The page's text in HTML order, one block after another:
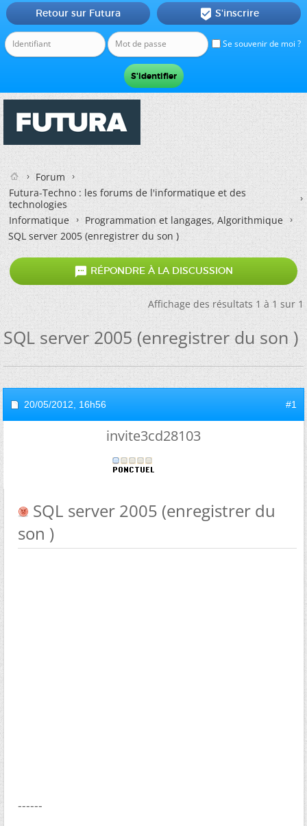
Se souvenir de moi ?
Retour sur Futura  S'inscrire
Forum
Futura-Techno : les forums de l'informatique et des
technologies
Informatique
Programmation et langages, Algorithmique
SQL server 2005 (enregistrer du son )
 RÉPONDRE À LA DISCUSSION
Affichage des résultats 1 à 1 sur 1
SQL server 2005 (enregistrer du son )
20/05/2012, 16h56 #1
invite3cd28103
SQL server 2005 (enregistrer du
son )
------